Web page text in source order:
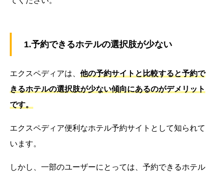
1.予約できるホテルの選択肢が少ない
エクスペディアは、 他の予約サイトと比較すると予約で
きるホテルの選択肢が少ない傾向にあるのがデメリット
です。
エクスペディア便利なホテル予約サイトとして知られて
います。
しかし、一部のユーザーにとっては、予約できるホテル